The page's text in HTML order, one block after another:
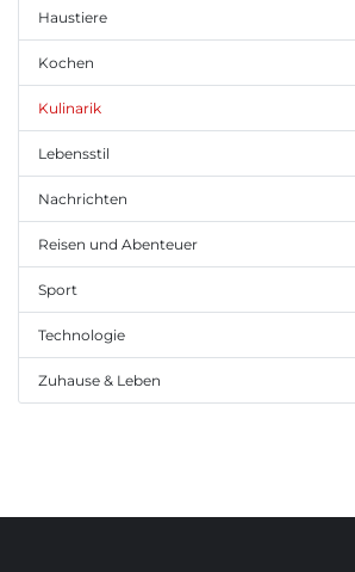
Haustiere
Kochen
Kulinarik
Lebensstil
Nachrichten
Reisen und Abenteuer
Sport
Technologie
Zuhause & Leben